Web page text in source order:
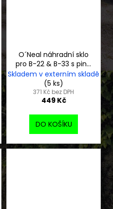
O´Neal náhradní sklo
pro B-22 & B-33 s piny,
žlutá
Skladem v externím skladě
(5 ks)
371 Kč bez DPH
449 Kč
DO KOŠÍKU